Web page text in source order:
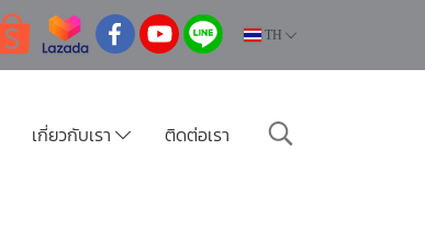
TH
เกี่ยวกับเรา ติดต่อเรา